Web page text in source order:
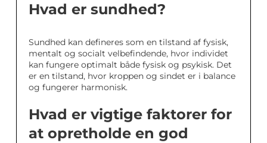
Hvad er sundhed?
Sundhed kan defineres som en tilstand af fysisk,
mentalt og socialt velbefindende, hvor individet
kan fungere optimalt både fysisk og psykisk. Det
er en tilstand, hvor kroppen og sindet er i balance
og fungerer harmonisk.
Hvad er vigtige faktorer for
at opretholde en god